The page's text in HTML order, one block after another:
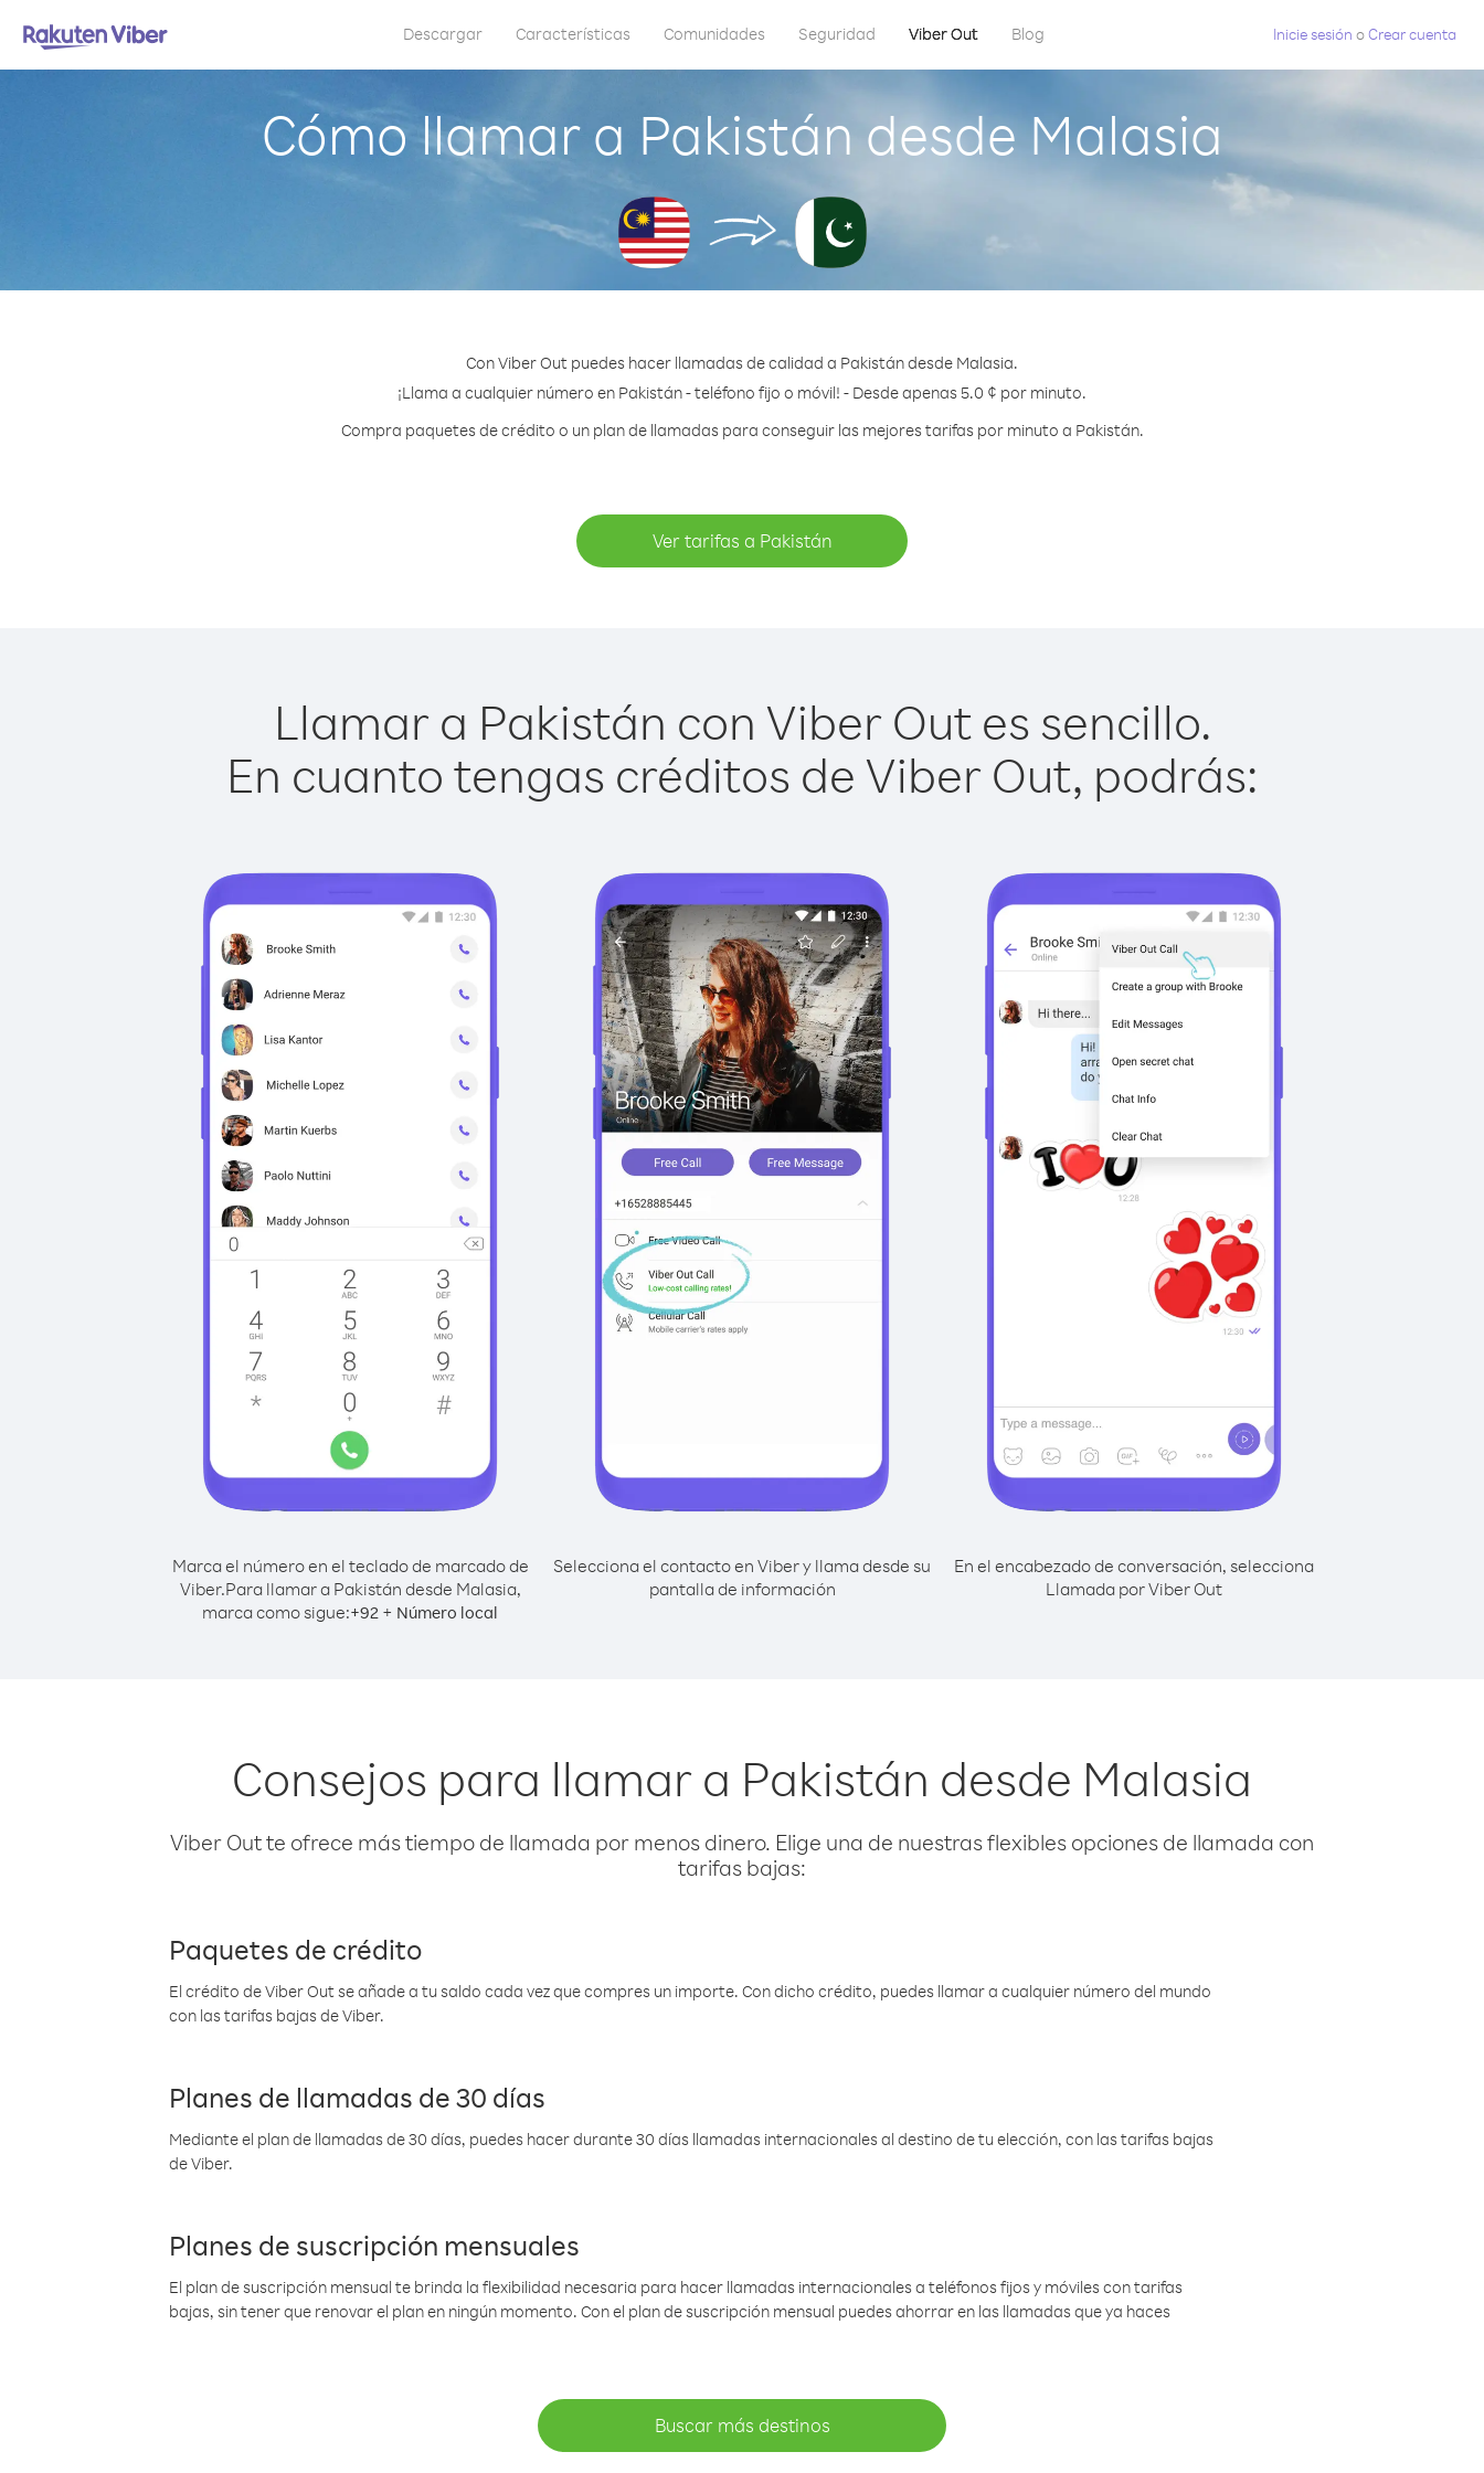
Descargar Características Comunidades Seguridad Viber Out Blog Inicie sesión oCrear cuenta
Cómo llamar a Pakistán desde Malasia
Con Viber Out puedes hacer llamadas de calidad a Pakistán desde Malasia.
¡Llama a cualquier número en Pakistán - teléfono fijo o móvil! - Desde apenas 5.0 ¢ por minuto.
Compra paquetes de crédito o un plan de llamadas para conseguir las mejores tarifas por minuto a Pakistán.
Ver tarifas a Pakistán
Llamar a Pakistán con Viber Out es sencillo.
En cuanto tengas créditos de Viber Out, podrás:
Marca el número en el teclado de marcado de
Viber.Para llamar a Pakistán desde Malasia,
marca como sigue:+92 + Número local
Selecciona el contacto en Viber y llama desde su
pantalla de información
En el encabezado de conversación, selecciona
Llamada por Viber Out
Consejos para llamar a Pakistán desde Malasia
Viber Out te ofrece más tiempo de llamada por menos dinero. Elige una de nuestras flexibles opciones de llamada con
tarifas bajas:
Paquetes de crédito
El crédito de Viber Out se añade a tu saldo cada vez que compres un importe. Con dicho crédito, puedes llamar a cualquier número del mundo
con las tarifas bajas de Viber.
Planes de llamadas de 30 días
Mediante el plan de llamadas de 30 días, puedes hacer durante 30 días llamadas internacionales al destino de tu elección, con las tarifas bajas
de Viber.
Planes de suscripción mensuales
El plan de suscripción mensual te brinda la flexibilidad necesaria para hacer llamadas internacionales a teléfonos fijos y móviles con tarifas
bajas, sin tener que renovar el plan en ningún momento. Con el plan de suscripción mensual puedes ahorrar en las llamadas que ya haces
Buscar más destinos